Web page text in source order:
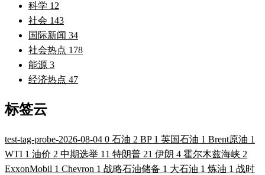
科学 12
社会 143
国际新闻 34
社会热点 178
能源 3
经济热点 47
标签云
test-tag-probe-2026-08-04 0 石油 2 BP 1 英国石油 1 Brent原油 1
WTI 1 油价 2 中期选举 11 特朗普 21 伊朗 4 霍尔木兹海峡 2
ExxonMobil 1 Chevron 1 战略石油储备 1 大石油 1 炼油 1 战时